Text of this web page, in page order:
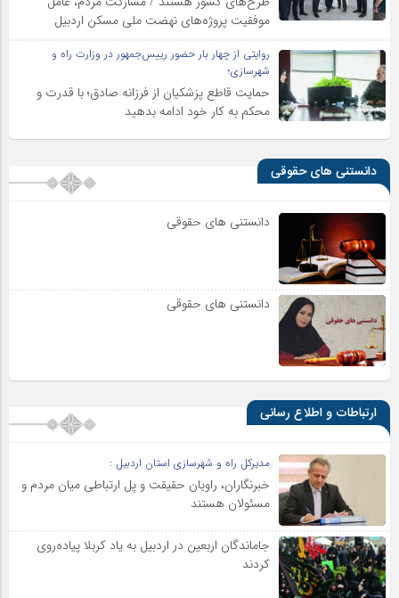
موفقیت پروژه‌های نهضت ملی مسکن اردبیل
روایتی از چهار بار حضور رییس‌جمهور در وزارت راه و
شهرسازی؛
حمایت قاطع پزشکیان از فرزانه صادق؛ با قدرت و
محکم به کار خود ادامه بدهید
دانستنی های حقوقی
دانستنی های حقوقی
دانستنی های حقوقی
ارتباطات و اطلاع رسانی
مدیرکل راه و شهرسازی استان اردبیل :
خبرنگاران، راویان حقیقت و پل ارتباطی میان مردم و
مسئولان هستند
جاماندگان اربعین در اردبیل به یاد کربلا پیاده‌روی
کردند